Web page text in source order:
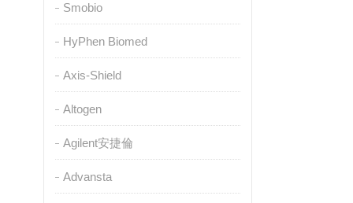
Smobio
HyPhen Biomed
Axis-Shield
Altogen
Agilent安捷倫
Advansta